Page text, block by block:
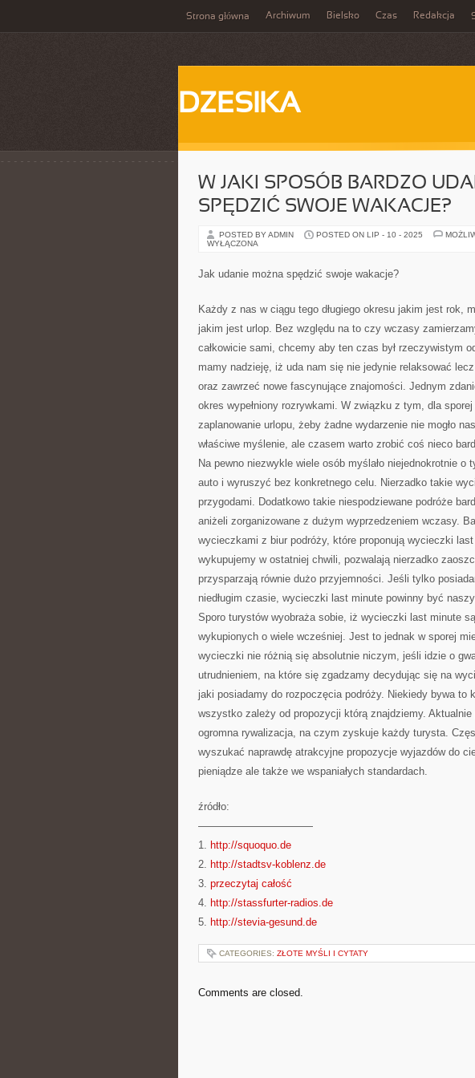
Strona główna Archiwum Bielsko Czas Redakcja
DZESIKA
W JAKI SPOSÓB BARDZO
SPĘDZIĆ SWOJE WAKACJE?
POSTED BY ADMIN POSTED ON LIP - 10 - 2025
WYŁĄCZONA
Jak udanie można spędzić swoje wakacje?
Każdy z nas w ciągu tego długiego okresu jakim jest rok,
jakim jest urlop. Bez względu na to czy wczasy
całkowicie sami, chcemy aby ten czas był rzeczywistym
mamy nadzieję, iż uda nam się nie jedynie relaksować
oraz zawrzeć nowe fascynujące znajomości. Jednym
okres wypełniony rozrywkami. W związku z tym, dla
zaplanowanie urlopu, żeby żadne wydarzenie nie mogło
właściwe myślenie, ale czasem warto zrobić coś nieco
Na pewno niezwykle wiele osób myślało niejednokrotnie
auto i wyruszyć bez konkretnego celu. Nierzadko takie
przygodami. Dodatkowo takie niespodziewane podróże
aniżeli zorganizowane z dużym wyprzedzeniem wczasy.
wycieczkami z biur podróży, które proponują wycieczki
wykupujemy w ostatniej chwili, pozwalają nierzadko
przysparzają równie dużo przyjemności. Jeśli tylko
niedługim czasie, wycieczki last minute powinny być
Sporo turystów wyobraża sobie, iż wycieczki last minute
wykupionych o wiele wcześniej. Jest to jednak w sporej
wycieczki nie różnią się absolutnie niczym, jeśli idzie o
utrudnieniem, na które się zgadzamy decydując się na
jaki posiadamy do rozpoczęcia podróży. Niekiedy bywa to
wszystko zależy od propozycji którą znajdziemy. Aktualnie
ogromna rywalizacja, na czym zyskuje każdy turysta.
wyszukać naprawdę atrakcyjne propozycje wyjazdów do
pieniądze ale także we wspaniałych standardach.
źródło:
———————————
1. http://squoquo.de
2. http://stadtsv-koblenz.de
3. przeczytaj całość
4. http://stassfurter-radios.de
5. http://stevia-gesund.de
CATEGORIES: ZŁOTE MYŚLI I CYTATY
Comments are closed.